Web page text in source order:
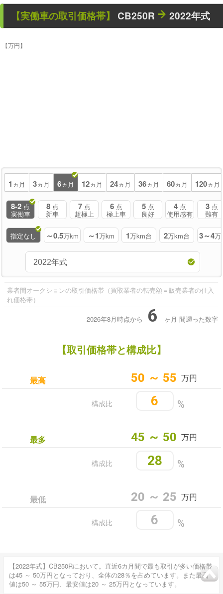
【実働車の取引価格帯】 CB250R 2022年式
【万円】
1 ヵ月 3ヵ月 6ヵ月 12ヵ月 24ヵ月 36ヵ月 60ヵ月 120ヵ月
8-2 点
実働車
8 点
新車
7 点
超極上
6 点
極上車
5 点
良好
4 点
使用感有
3 点
難有
指定なし ～0.5万km ～1万km 1万km台 2万km台 3～4万
業者間オークションの取引価格帯（買取業者の転売額＝販売業者の仕入
れ価格帯）
2026年8月時点から 6 ヶ月 間遡った数字
【取引価格帯と構成比】
最高 50 ～ 55 万円
%
6
構成比
最多 45 ～ 50 万円
%
28
構成比
最低 20 ～ 25 万円
%
6
構成比
【2022年式】CB250Rにおいて。直近6カ月間で最も取引が多い価格帯
は45 ～ 50万円となっており、全体の28％を占めています。また最高
値は50 ～ 55万円、最安値は20 ～ 25万円となっています。